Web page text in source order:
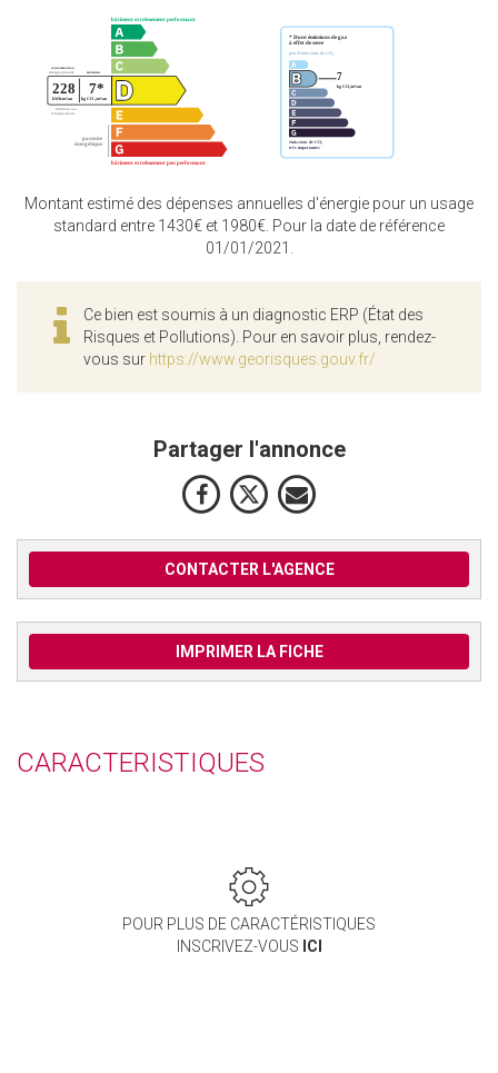
Montant estimé des dépenses annuelles d'énergie pour un usage
standard entre 1430€ et 1980€. Pour la date de référence
01/01/2021.
Ce bien est soumis à un diagnostic ERP (État des
Risques et Pollutions). Pour en savoir plus, rendez-
vous sur https://www.georisques.gouv.fr/
Partager l'annonce
CONTACTER L'AGENCE
IMPRIMER LA FICHE
CARACTERISTIQUES
POUR PLUS DE CARACTÉRISTIQUES
INSCRIVEZ-VOUS ICI